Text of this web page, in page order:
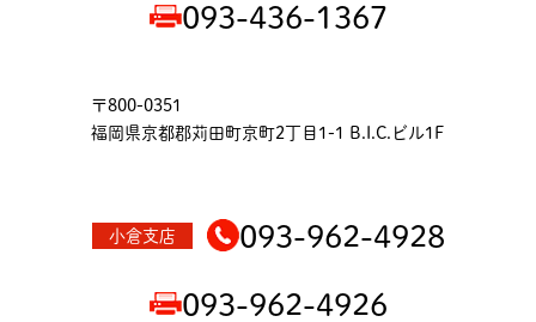
093-436-1367
〒800-0351
福岡県京都郡苅田町京町2丁目1-1 B.I.C.ビル1F
小倉支店 093-962-4928
093-962-4926